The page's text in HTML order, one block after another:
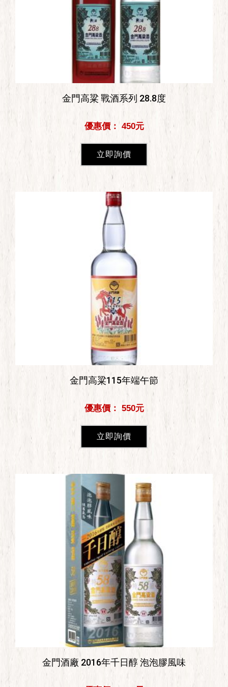
金門高粱 戰酒系列 28.8度
優惠價： 450元
立即詢價
金門高粱115年端午節
優惠價： 550元
立即詢價
金門酒廠 2016年千日醇 泡泡膠風味